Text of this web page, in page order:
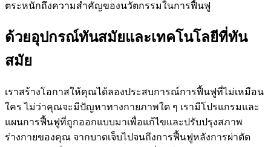
ตระหนักถึงความสำคัญของนวัตกรรมในการฟื้นฟู
ด้วยอุปกรณ์ทันสมัยและเทคโนโลยีที่ทัน
สมัย
เราสร้างโอกาสให้คุณได้ลองประสบการณ์การฟื้นฟูที่ไม่เหมือน
ใคร ไม่ว่าคุณจะมีปัญหาทางกายภาพใด ๆ เรามีโปรแกรมและ
แผนการฟื้นฟูที่ถูกออกแบบมาเพื่อแก้ไขและปรับปรุงสภาพ
ร่างกายของคุณ จากบาดเจ็บไปจนถึงการฟื้นฟูหลังการผ่าตัด